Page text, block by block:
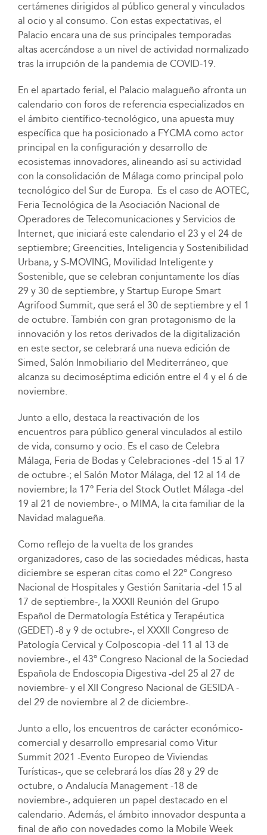
certámenes dirigidos al público general y vinculados
al ocio y al consumo. Con estas expectativas, el
Palacio encara una de sus principales temporadas
altas acercándose a un nivel de actividad normalizado
tras la irrupción de la pandemia de COVID-19.
En el apartado ferial, el Palacio malagueño afronta un
calendario con foros de referencia especializados en
el ámbito científico-tecnológico, una apuesta muy
específica que ha posicionado a FYCMA como actor
principal en la configuración y desarrollo de
ecosistemas innovadores, alineando así su actividad
con la consolidación de Málaga como principal polo
tecnológico del Sur de Europa. Es el caso de AOTEC,
Feria Tecnológica de la Asociación Nacional de
Operadores de Telecomunicaciones y Servicios de
Internet, que iniciará este calendario el 23 y el 24 de
septiembre; Greencities, Inteligencia y Sostenibilidad
Urbana, y S-MOVING, Movilidad Inteligente y
Sostenible, que se celebran conjuntamente los días
29 y 30 de septiembre, y Startup Europe Smart
Agrifood Summit, que será el 30 de septiembre y el 1
de octubre. También con gran protagonismo de la
innovación y los retos derivados de la digitalización
en este sector, se celebrará una nueva edición de
Simed, Salón Inmobiliario del Mediterráneo, que
alcanza su decimoséptima edición entre el 4 y el 6 de
noviembre.
Junto a ello, destaca la reactivación de los
encuentros para público general vinculados al estilo
de vida, consumo y ocio. Es el caso de Celebra
Málaga, Feria de Bodas y Celebraciones -del 15 al 17
de octubre-; el Salón Motor Málaga, del 12 al 14 de
noviembre; la 17º Feria del Stock Outlet Málaga -del
19 al 21 de noviembre-, o MIMA, la cita familiar de la
Navidad malagueña.
Como reflejo de la vuelta de los grandes
organizadores, caso de las sociedades médicas, hasta
diciembre se esperan citas como el 22º Congreso
Nacional de Hospitales y Gestión Sanitaria -del 15 al
17 de septiembre-, la XXXII Reunión del Grupo
Español de Dermatología Estética y Terapéutica
(GEDET) -8 y 9 de octubre-, el XXXII Congreso de
Patología Cervical y Colposcopia -del 11 al 13 de
noviembre-, el 43º Congreso Nacional de la Sociedad
Española de Endoscopia Digestiva -del 25 al 27 de
noviembre- y el XII Congreso Nacional de GESIDA -
del 29 de noviembre al 2 de diciembre-.
Junto a ello, los encuentros de carácter económico-
comercial y desarrollo empresarial como Vitur
Summit 2021 -Evento Europeo de Viviendas
Turísticas-, que se celebrará los días 28 y 29 de
octubre, o Andalucía Management -18 de
noviembre-, adquieren un papel destacado en el
calendario. Además, el ámbito innovador despunta a
final de año con novedades como la Mobile Week